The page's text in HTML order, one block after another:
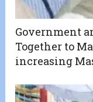
Government
Together to
increasing